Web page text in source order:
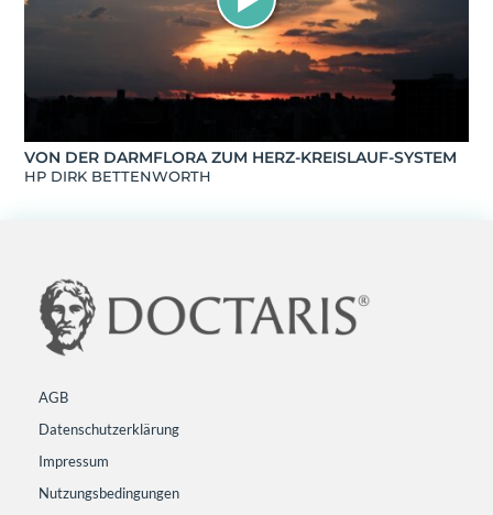
VON DER DARMFLORA ZUM HERZ-KREISLAUF-SYSTEM
HP DIRK BETTENWORTH
AGB
Datenschutzerklärung
Impressum
Nutzungsbedingungen